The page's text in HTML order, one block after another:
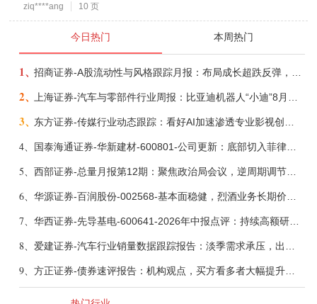
ziq****ang
10 页
今日热门 本周热门
1、
2、
3、
4、 国泰海通证券-华新建材-600801-公司更新：底部切入菲律宾市场，出海进程加快-260805
5、 西部证券-总量月报第12期：聚焦政治局会议，逆周期调节加力，增量政策可期-260806
6、
7、 华西证券-先导基电-600641-2026年中报点评：持续高额研发投入，离子注入机、半导体材料加速突破-260802
8、
9、 方正证券-债券速评报告：机构观点，买方看多者大幅提升至六成-260805